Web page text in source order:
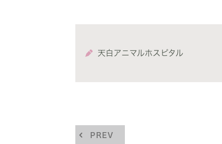
天白アニマルホスピタル
PREV